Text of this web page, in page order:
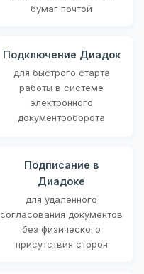
бумаг почтой
Подключение Диадок
для быстрого старта
работы в системе
электронного
документооборота
Подписание в
Диадоке
для удаленного
согласования документов
без физического
присутствия сторон